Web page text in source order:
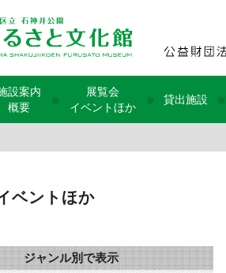
設案内
概要
展覧会
イベントほか
貸出施設
ベントほか
ジャンル別で表示